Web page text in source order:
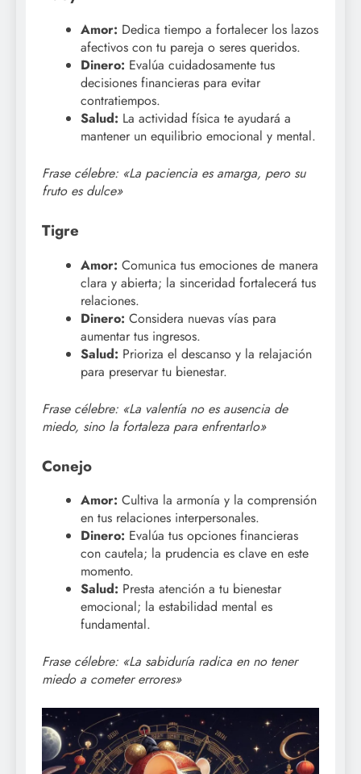
Amor: Dedica tiempo a fortalecer los lazos
afectivos con tu pareja o seres queridos.
Dinero: Evalúa cuidadosamente tus
decisiones financieras para evitar
contratiempos.
Salud: La actividad física te ayudará a
mantener un equilibrio emocional y mental.
Frase célebre: «La paciencia es amarga, pero su
fruto es dulce»
Tigre
Amor: Comunica tus emociones de manera
clara y abierta; la sinceridad fortalecerá tus
relaciones.
Dinero: Considera nuevas vías para
aumentar tus ingresos.
Salud: Prioriza el descanso y la relajación
para preservar tu bienestar.
Frase célebre: «La valentía no es ausencia de
miedo, sino la fortaleza para enfrentarlo»
Conejo
Amor: Cultiva la armonía y la comprensión
en tus relaciones interpersonales.
Dinero: Evalúa tus opciones financieras
con cautela; la prudencia es clave en este
momento.
Salud: Presta atención a tu bienestar
emocional; la estabilidad mental es
fundamental.
Frase célebre: «La sabiduría radica en no tener
miedo a cometer errores»